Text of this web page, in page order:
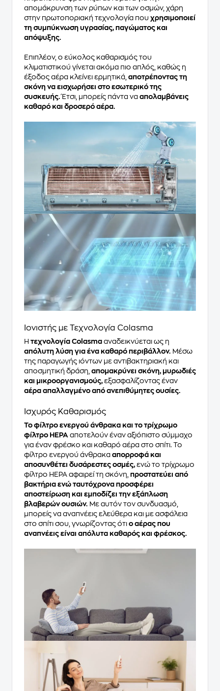
απομάκρυνση των ρύπων και των οσμών, χάρη
στην πρωτοποριακή τεχνολογία που χρησιμοποιεί
τη συμπύκνωση υγρασίας, παγώματος και
απόψυξης.
Επιπλέον, ο εύκολος καθαρισμός του
κλιματιστικού γίνεται ακόμα πιο απλός, καθώς η
έξοδος αέρα κλείνει ερμητικά, αποτρέποντας τη
σκόνη να εισχωρήσει στο εσωτερικό της
συσκευής.Έτσι, μπορείς πάντα να απολαμβάνεις
καθαρό και δροσερό αέρα.
Ιονιστής με Τεχνολογία Colasma
Η τεχνολογία Colasma αναδεικνύεται ως η
απόλυτη λύση για ένα καθαρό περιβάλλον. Μέσω
της παραγωγής ιόντων με αντιβακτηριακή και
αποσμητική δράση, απομακρύνει σκόνη, μυρωδιές
και μικροοργανισμούς, εξασφαλίζοντας έναν
αέρα απαλλαγμένο από ανεπιθύμητες ουσίες.
Ισχυρός Καθαρισμός
Το φίλτρο ενεργού άνθρακα και το τρίχρωμο
φίλτρο HEPA αποτελούν έναν αξιόπιστο σύμμαχο
για έναν φρέσκο και καθαρό αέρα στο σπίτι. Το
φίλτρο ενεργού άνθρακα απορροφά και
αποσυνθέτει δυσάρεστες οσμές, ενώ το τρίχρωμο
φίλτρο HEPA αφαιρεί τη σκόνη, προστατεύει από
βακτήρια ενώ ταυτόχρονα προσφέρει
αποστείρωση και εμποδίζει την εξάπλωση
βλαβερών ουσιών. Με αυτόν τον συνδυασμό,
μπορείς να αναπνέεις ελεύθερα και με ασφάλεια
στο σπίτι σου, γνωρίζοντας ότι ο αέρας που
αναπνέεις είναι απόλυτα καθαρός και φρέσκος.